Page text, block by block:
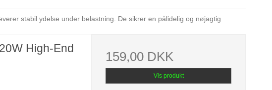
stabil ydelse under belastning. De sikrer en pålidelig og nøjagtig
High-End
159,00 DKK
Vis produkt